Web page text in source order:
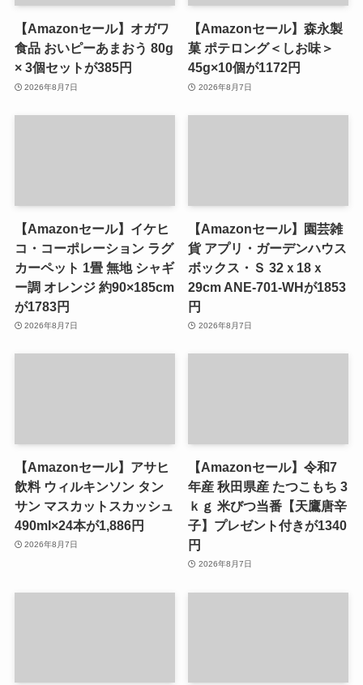
【Amazonセール】オガワ
食品 おいピーあまおう 80g
× 3個セットが385円
2026年8月7日
【Amazonセール】森永製
菓 ポテロング＜しお味＞
45g×10個が1172円
2026年8月7日
【Amazonセール】イケヒ
コ・コーポレーション ラグ
カーペット 1畳 無地 シャギ
ー調 オレンジ 約90×185cm
が1783円
2026年8月7日
【Amazonセール】園芸雑
貨 アプリ・ガーデンハウス
ボックス・Ｓ 32ｘ18ｘ
29cm ANE-701-WHが1853
円
2026年8月7日
【Amazonセール】アサヒ
飲料 ウィルキンソン タン
サン マスカットスカッシュ
490ml×24本が1,886円
2026年8月7日
【Amazonセール】令和7
年産 秋田県産 たつこもち 3
ｋｇ 米びつ当番【天鷹唐辛
子】プレゼント付きが1340
円
2026年8月7日